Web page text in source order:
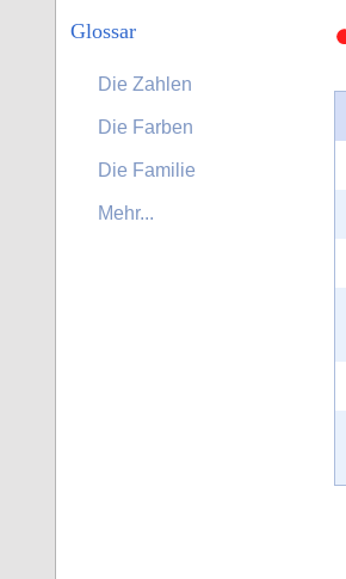
Glossar
Die Zahlen
Die Farben
Die Familie
Mehr...